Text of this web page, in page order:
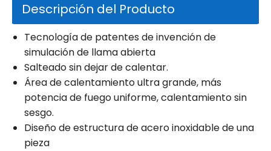
Descripción del Producto
Tecnología de patentes de invención de
simulación de llama abierta
Salteado sin dejar de calentar.
Área de calentamiento ultra grande, más
potencia de fuego uniforme, calentamiento sin
sesgo.
Diseño de estructura de acero inoxidable de una
pieza